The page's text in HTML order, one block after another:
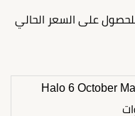
للحصول على السعر الحالي
مول هالو 6 أكتوبر Halo 6 October Mall